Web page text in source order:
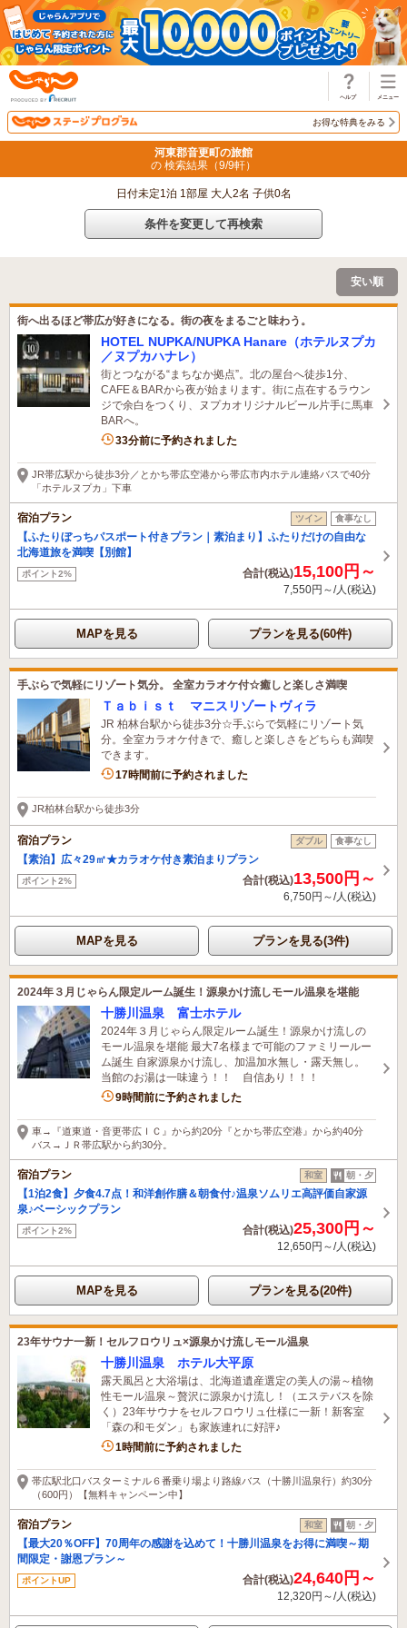
お得な特典をみる
河東郡音更町の旅館
の 検索結果（9/9軒）
日付未定1泊 1部屋 大人2名 子供0名
条件を変更して再検索
安い順
街へ出るほど帯広が好きになる。街の夜をまるごと味わう。
HOTEL NUPKA/NUPKA Hanare（ホテルヌプカ
／ヌプカハナレ）
街とつながる“まちなか拠点”。北の屋台へ徒歩1分、
CAFE＆BARから夜が始まります。街に点在するラウン
ジで余白をつくり、ヌプカオリジナルビール片手に馬車
BARへ。
1名がこの宿を見ています
33分前に予約されました
JR帯広駅から徒歩3分／とかち帯広空港から帯広市内ホテル連絡バスで40分
「ホテルヌプカ」下車
宿泊プラン ツイン 食事なし
【ふたりぼっちパスポート付きプラン｜素泊まり】ふたりだけの自由な
北海道旅を満喫【別館】
ポイント2% 合計(税込)15,100円～
7,550円～/人(税込)
MAPを見る プランを見る(60件)
手ぶらで気軽にリゾート気分。 全室カラオケ付☆癒しと楽しさ満喫
Ｔａｂｉｓｔ マニスリゾートヴィラ
JR 柏林台駅から徒歩3分☆手ぶらで気軽にリゾート気
分。全室カラオケ付きで、癒しと楽しさをどちらも満喫
できます。
17時間前に予約されました
JR柏林台駅から徒歩3分
宿泊プラン ダブル 食事なし
【素泊】広々29㎡★カラオケ付き素泊まりプラン
ポイント2% 合計(税込)13,500円～
6,750円～/人(税込)
MAPを見る プランを見る(3件)
2024年３月じゃらん限定ルーム誕生！源泉かけ流しモール温泉を堪能
十勝川温泉 富士ホテル
2024年３月じゃらん限定ルーム誕生！源泉かけ流しの
モール温泉を堪能 最大7名様まで可能のファミリールー
ム誕生 自家源泉かけ流し、加温加水無し・露天無し。
当館のお湯は一味違う！！ 自信あり！！！
2名がこの宿を見ています
9時間前に予約されました
車→『道東道・音更帯広ＩＣ』から約20分『とかち帯広空港』から約40分
バス→ＪＲ帯広駅から約30分。
宿泊プラン 和室 朝・夕
【1泊2食】夕食4.7点！和洋創作膳＆朝食付♪温泉ソムリエ高評価自家源
泉♪ベーシックプラン
ポイント2% 合計(税込)25,300円～
12,650円～/人(税込)
MAPを見る プランを見る(20件)
23年サウナ一新！セルフロウリュ×源泉かけ流しモール温泉
十勝川温泉 ホテル大平原
露天風呂と大浴場は、北海道遺産選定の美人の湯～植物
性モール温泉～贅沢に源泉かけ流し！（エステバスを除
く）23年サウナをセルフロウリュ仕様に一新！新客室
「森の和モダン」も家族連れに好評♪
5名がこの宿を見ています
1時間前に予約されました
帯広駅北口バスターミナル６番乗り場より路線バス（十勝川温泉行）約30分
（600円）【無料キャンペーン中】
宿泊プラン 和室 朝・夕
【最大20％OFF】70周年の感謝を込めて！十勝川温泉をお得に満喫～期
間限定・謝恩プラン～
ポイントUP 合計(税込)24,640円～
12,320円～/人(税込)